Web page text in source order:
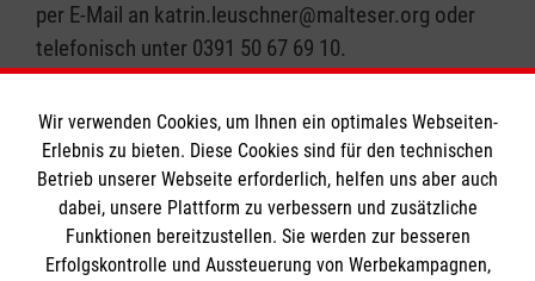
per E-Mail an katrin.leuschner@malteser.org oder
telefonisch unter 0391 50 67 69 10.
Zurück zu allen Meldungen
Wir verwenden Cookies, um Ihnen ein optimales Webseiten-
Erlebnis zu bieten. Diese Cookies sind für den technischen
Betrieb unserer Webseite erforderlich, helfen uns aber auch
dabei, unsere Plattform zu verbessern und zusätzliche
Funktionen bereitzustellen. Sie werden zur besseren
Erfolgskontrolle und Aussteuerung von Werbekampagnen,